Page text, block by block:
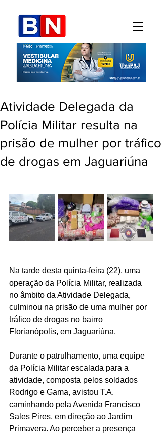
Atividade Delegada da
Polícia Militar resulta na
prisão de mulher por tráfico
de drogas em Jaguariúna
Na tarde desta quinta-feira (22), uma
operação da Polícia Militar, realizada
no âmbito da Atividade Delegada,
culminou na prisão de uma mulher por
tráfico de drogas no bairro
Florianópolis, em Jaguariúna.
Durante o patrulhamento, uma equipe
da Polícia Militar escalada para a
atividade, composta pelos soldados
Rodrigo e Gama, avistou T.A.
caminhando pela Avenida Francisco
Sales Pires, em direção ao Jardim
Primavera. Ao perceber a presença